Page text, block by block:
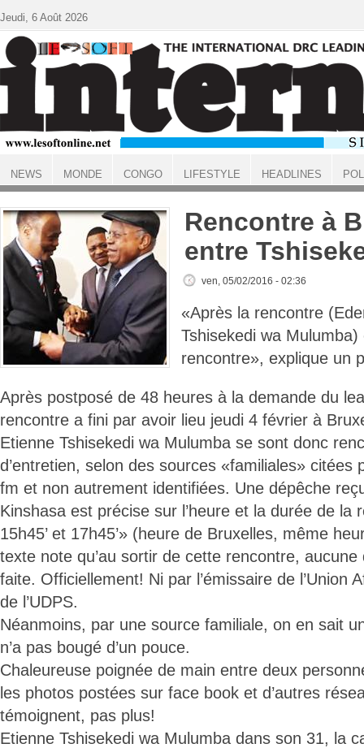
ACCUEIL
Rencontre à
entre
ven, 05/02/2016 - 02:36
«Après la rencontre
Tshisekedi wa
rencontre», explique un
Après postposé de 48 heures à la demande du
rencontre a fini par avoir lieu jeudi 4 février à
Etienne Tshisekedi wa Mulumba se sont donc
d’entretien, selon des sources «familiales» citées
fm et non autrement identifiées. Une dépêche
Kinshasa est précise sur l’heure et la durée de la
15h45’ et 17h45’» (heure de Bruxelles, même
texte note qu’au sortir de cette rencontre, aucune
faite. Officiellement! Ni par l’émissaire de l’Union
de l’UDPS.
Néanmoins, par une source familiale, on en sait
n’a pas bougé d’un pouce.
Chaleureuse poignée de main entre deux
les photos postées sur face book et d’autres
témoignent, pas plus!
Etienne Tshisekedi wa Mulumba dans son 31, la
Jeudi, 6 Août 2026
NEWS MONDE CONGO LIFESTYLE HEADLINES